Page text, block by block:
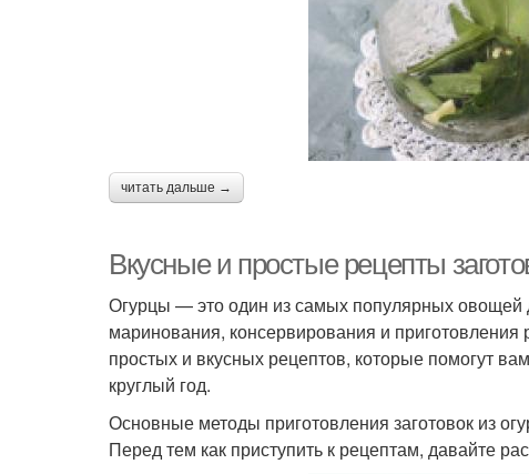
читать дальше →
Вкусные и простые рецепты
Огурцы — это один из самых популярных овощей
маринования, консервирования и
простых и вкусных рецептов, которые помогут
круглый год.
Основные методы приготовления заготовок из
Перед тем как приступить к рецептам, давайте